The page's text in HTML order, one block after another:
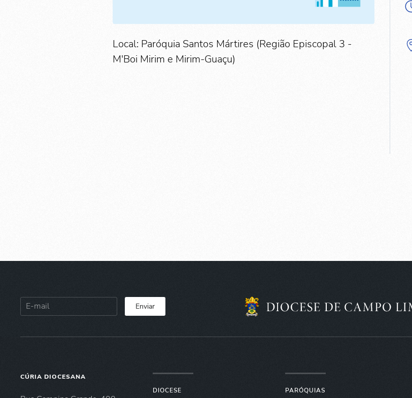
Local: Paróquia Santos Mártires (Região Episcopal 3 -
M'Boi Mirim e Mirim-Guaçu)
Enviar
CÚRIA DIOCESANA
DIOCESE PARÓQUIAS